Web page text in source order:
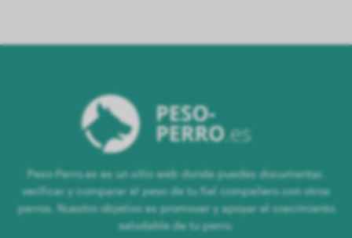
Peso-Perro.es es un sitio web donde puedes documentar,
verificar y comparar el peso de tu fiel compañero con otros
perros. Nuestro objetivo es promover y apoyar el crecimiento
saludable de tu perro.